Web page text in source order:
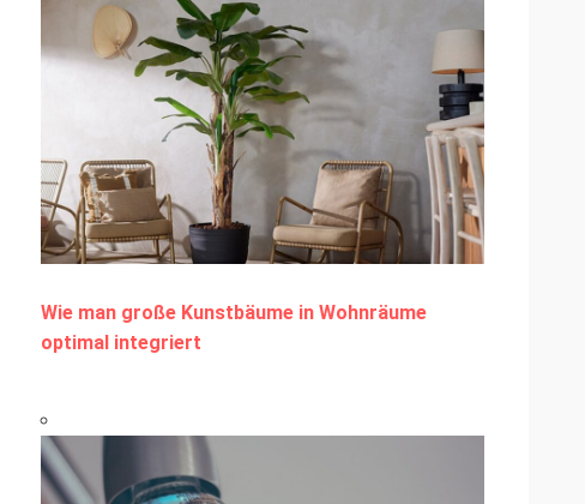
Wie man große Kunstbäume in Wohnräume
optimal integriert